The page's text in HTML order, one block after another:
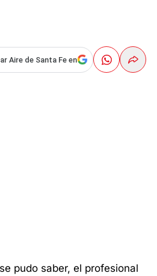
Aire de Santa Fe en
pudo saber, el profesional